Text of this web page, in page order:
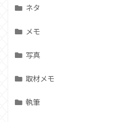
ネタ
メモ
写真
取材メモ
執筆